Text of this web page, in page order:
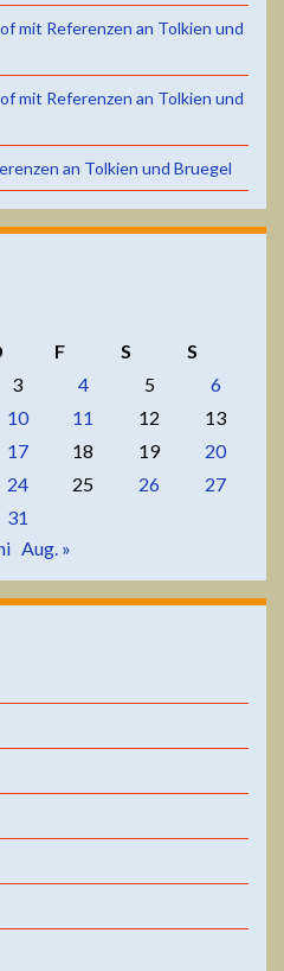
mit Referenzen an Tolkien und
mit Referenzen an Tolkien und
an Tolkien und Bruegel
F S
S
3 4 5
6
10 11 12
13
17 18 19
20
24 25 26
27
31
Aug. »